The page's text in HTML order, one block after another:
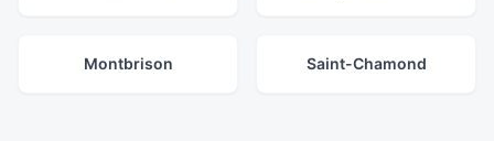
Montbrison Saint-Chamond